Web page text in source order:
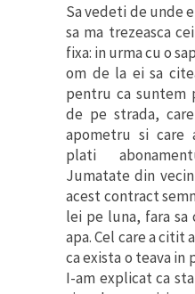
Sa vedeti de unde
sa ma trezeasca
fixa: in urma cu o
om de la ei sa
pentru ca suntem
de pe strada,
apometru si care
plati
Jumatate din
acest contract
lei pe luna, fara sa
apa. Cel care a
ca exista o teava in
I-am explicat ca